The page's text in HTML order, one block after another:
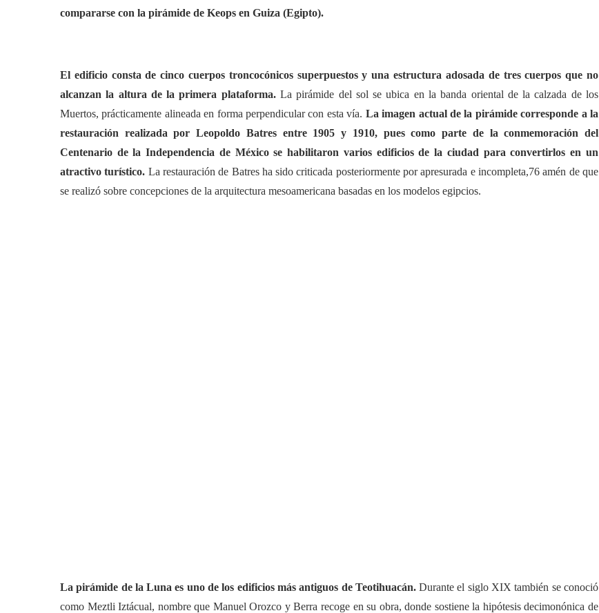
compararse con la pirámide de Keops en Guiza (Egipto).
El edificio consta de cinco cuerpos troncocónicos superpuestos y una estructura adosada de tres cuerpos que no
alcanzan la altura de la primera plataforma. La pirámide del sol se ubica en la banda oriental de la calzada de los
Muertos, prácticamente alineada en forma perpendicular con esta vía. La imagen actual de la pirámide corresponde a la
restauración realizada por Leopoldo Batres entre 1905 y 1910, pues como parte de la conmemoración del
Centenario de la Independencia de México se habilitaron varios edificios de la ciudad para convertirlos en un
atractivo turístico. La restauración de Batres ha sido criticada posteriormente por apresurada e incompleta,76 amén de que
se realizó sobre concepciones de la arquitectura mesoamericana basadas en los modelos egipcios.
La pirámide de la Luna es uno de los edificios más antiguos de Teotihuacán.Durante el siglo XIX también se conoció
como Meztli Iztácual, nombre que Manuel Orozco y Berra recoge en su obra, donde sostiene la hipótesis decimonónica de